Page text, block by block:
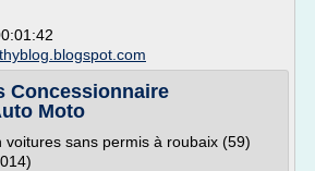
Concessionnaire
Moto
voitures sans permis à roubaix (59)